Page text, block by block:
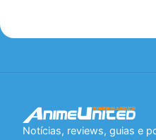
Notícias, reviews, guias e